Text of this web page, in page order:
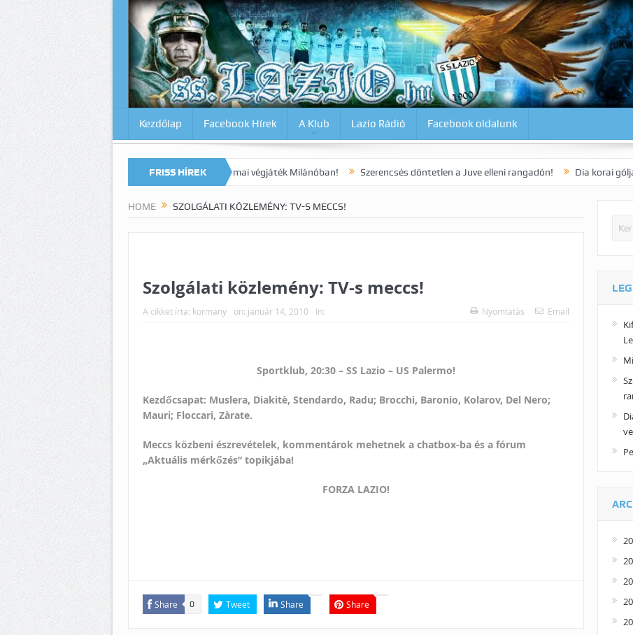
Kezdőlap Facebook Hírek A Klub Lazio Rádió Facebook oldalunk
FRISS HÍREK
Lazio-Lecce 0:1 Micsoda drámai végjáték Milánóban! Szerencsés döntetlen a Juve elleni rangadón! Dia korai gólja 3 pontot
HOME SZOLGÁLATI KÖZLEMÉNY: TV-S MECCS!
Szolgálati közlemény: TV-s meccs!
A cikket írta: kormany on: január 14, 2010 In: Nyomtatás Email
Sportklub, 20:30 – SS Lazio – US Palermo!
Kezdőcsapat: Muslera, Diakitè, Stendardo, Radu; Brocchi, Baronio, Kolarov, Del Nero;
Mauri; Floccari, Zàrate.
Meccs közbeni észrevételek, kommentárok mehetnek a chatbox-ba és a fórum
„Aktuális mérkőzés” topikjába!
FORZA LAZIO!
Share 0 Tweet Share Share